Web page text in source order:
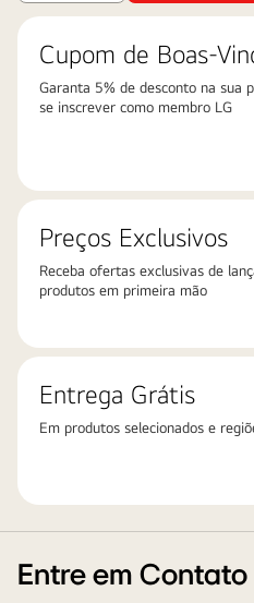
Cupom de Boas-
Garanta 5% de desconto na sua
se inscrever como membro LG
Preços Exclusivos
Receba ofertas exclusivas de
produtos em primeira mão
Entrega Grátis
Em produtos selecionados e
Entre em Contato